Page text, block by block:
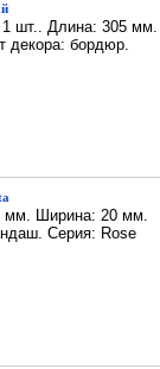
1 шт.. Длина: 305 мм.
декора: бордюр.
мм. Ширина: 20 мм.
Серия: Rose